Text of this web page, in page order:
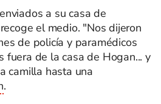
a su casa de
el medio. "Nos dijeron
de policía y paramédicos
fuera de la casa de Hogan... y
camilla hasta una
.